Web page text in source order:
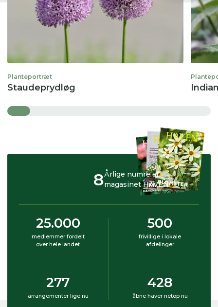
Planteportræt
Staudeprydløg
Årlige numre af
magasinet HAVEN
8
25.000
medlemmer fordelt
over hele landet
500
frivillige i lokale
afdelinger
277
arrangementer lige nu
428
åbne haver netop nu